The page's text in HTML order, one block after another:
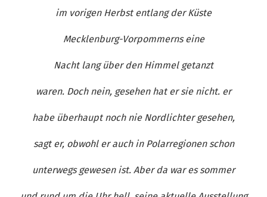
im vorigen Herbst entlang der Küste
Mecklenburg-Vorpommerns eine
Nacht lang über den Himmel getanzt
waren. Doch nein, gesehen hat er sie nicht. er
habe überhaupt noch nie Nordlichter gesehen,
sagt er, obwohl er auch in Polarregionen schon
unterwegs gewesen ist. Aber da war es sommer